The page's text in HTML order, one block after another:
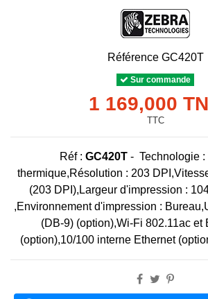
Référence GC420T
Sur commande
1 169,000
TTC
Réf : GC420T - Technologie :
thermique,Résolution : 203 DPI,
(203 DPI), Largeur d'impression :
,Environnement d'impression : Bureau,
(DB-9) (option),Wi-Fi 802.11ac et
(option),10/100 interne Ethernet